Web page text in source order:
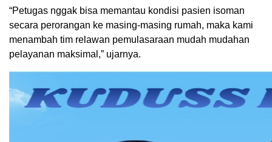
“Petugas nggak bisa memantau kondisi pasien isoman
secara perorangan ke masing-masing rumah, maka kami
menambah tim relawan pemulasaraan mudah mudahan
pelayanan maksimal,” ujarnya.